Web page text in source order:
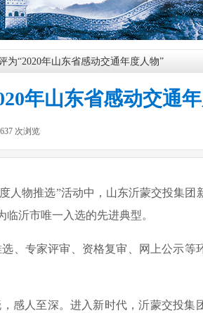
为“2020年山东省感动交通年度人物”
年山东省感动交通
次浏览
人物推选”活动中，山东沂蒙交投集团
临沂市唯一入选的先进典型。
专家评审、资格复审、网上公示等
人至深。进入新时代，沂蒙交投集